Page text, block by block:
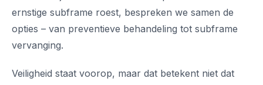
ernstige subframe roest, bespreken we samen de
opties – van preventieve behandeling tot subframe
vervanging.
Veiligheid staat voorop, maar dat betekent niet dat